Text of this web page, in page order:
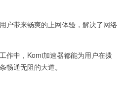
带来畅爽的上网体验，解决了网络
中，Komi加速器都能为用户在拨
畅通无阻的大道。